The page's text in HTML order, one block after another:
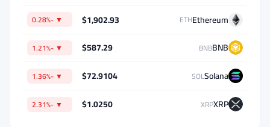
الصندوق
على
Ethereum
ETH
$1,902.93
▼ -0.28%
BNB
BNB
$587.29
▼ -1.21%
Solana
SOL
$72.9104
▼ -1.36%
XRP
XRP
$1.0250
▼ -2.31%